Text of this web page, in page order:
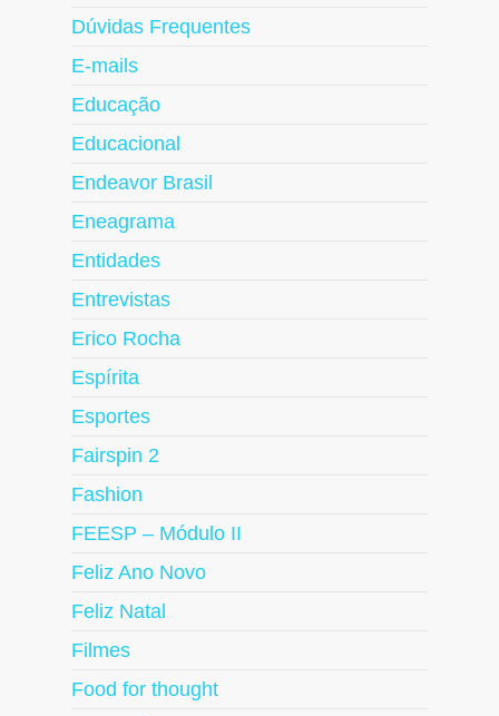
Dúvidas Frequentes
E-mails
Educação
Educacional
Endeavor Brasil
Eneagrama
Entidades
Entrevistas
Erico Rocha
Espírita
Esportes
Fairspin 2
Fashion
FEESP – Módulo II
Feliz Ano Novo
Feliz Natal
Filmes
Food for thought